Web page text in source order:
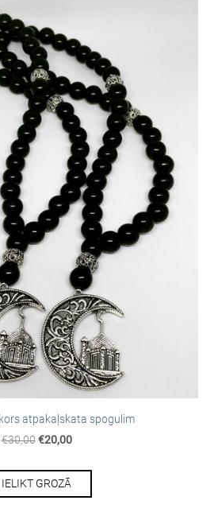
atpakaļskata spogulim
€30,00 €20,00
IELIKT GROZĀ